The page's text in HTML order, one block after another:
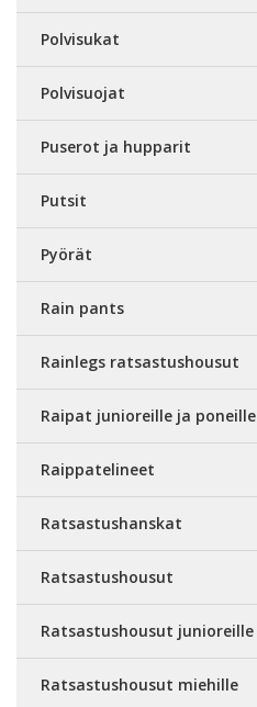
Polvisukat
Polvisuojat
Puserot ja hupparit
Putsit
Pyörät
Rain pants
Rainlegs ratsastushousut
Raipat junioreille ja poneille
Raippatelineet
Ratsastushanskat
Ratsastushousut
Ratsastushousut junioreille
Ratsastushousut miehille